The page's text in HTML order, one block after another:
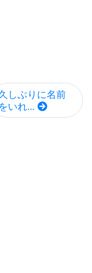
しぶりに名前
をいれ...